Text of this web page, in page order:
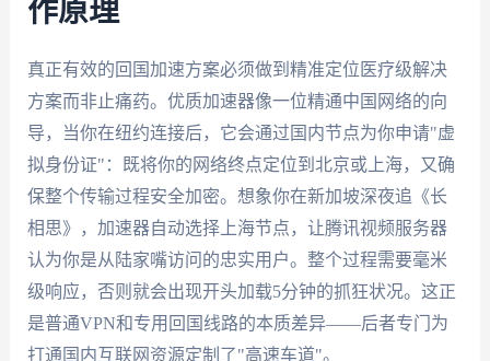
作原理
真正有效的回国加速方案必须做到精准定位医疗级解决
方案而非止痛药。优质加速器像一位精通中国网络的向
导，当你在纽约连接后，它会通过国内节点为你申请"虚
拟身份证"：既将你的网络终点定位到北京或上海，又确
保整个传输过程安全加密。想象你在新加坡深夜追《长
相思》，加速器自动选择上海节点，让腾讯视频服务器
认为你是从陆家嘴访问的忠实用户。整个过程需要毫米
级响应，否则就会出现开头加载5分钟的抓狂状况。这正
是普通VPN和专用回国线路的本质差异——后者专门为
打通国内互联网资源定制了"高速车道"。